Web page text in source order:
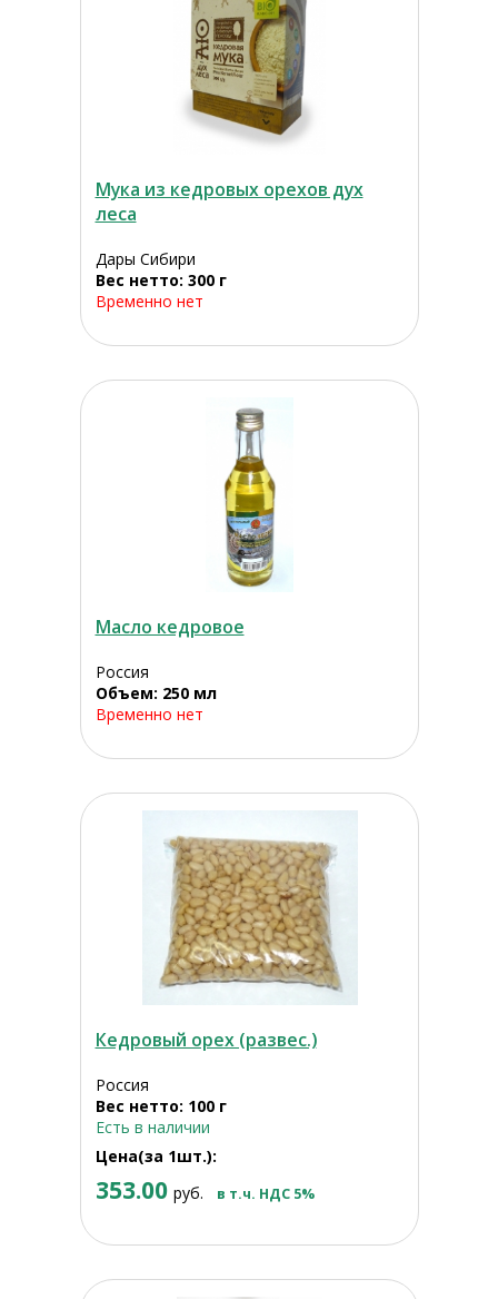
Мука из кедровых орехов дух
леса
Дары Сибири
Вес нетто: 300 г
Временно нет
Масло кедровое
Россия
Объем: 250 мл
Временно нет
Кедровый орех (развес.)
Россия
Вес нетто: 100 г
Есть в наличии
Цена(за 1шт.):
353.00 руб. в т.ч. НДС 5%